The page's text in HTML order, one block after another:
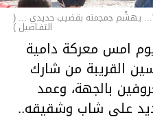
يهشّم جمجمته بقضيب حديدي ... (
التفـاصيل )
امس معركة دامية
القريبة من شارك
بالجهة، وعمد
على شاب وشقيقه..